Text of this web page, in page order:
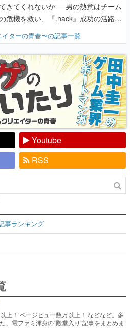
きてくれないか──男の熱意はチーム
危機を救い、『.hack』成功の活路を
。業界の快男児・松山 洋に流れる血は
ジャンプ』色だった【若ゲのいた
ターの青春〜の記事一覧
Youtube
RSS
事ランキング
上！ ページビュー数万以上！ などなど。多
、電ファミ渾身の“殿堂入り”記事をまとめま